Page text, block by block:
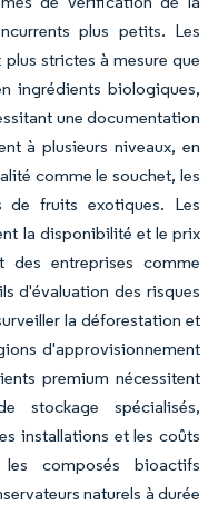
plus petits. Les
strictes à mesure que
ingrédients biologiques,
une documentation
à plusieurs niveaux, en
comme le souchet, les
de fruits exotiques. Les
la disponibilité et le prix
des entreprises comme
d'évaluation des risques
la déforestation et
d'approvisionnement
premium nécessitent
stockage spécialisés,
installations et les coûts
composés bioactifs
naturels à durée